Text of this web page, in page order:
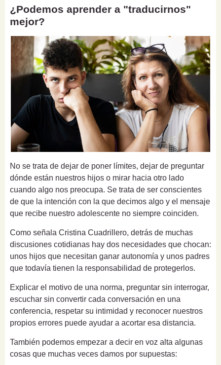
¿Podemos aprender a "traducirnos"
mejor?
No se trata de dejar de poner límites, dejar de preguntar
dónde están nuestros hijos o mirar hacia otro lado
cuando algo nos preocupa. Se trata de ser conscientes
de que la intención con la que decimos algo y el mensaje
que recibe nuestro adolescente no siempre coinciden.
Como señala Cristina Cuadrillero, detrás de muchas
discusiones cotidianas hay dos necesidades que chocan:
unos hijos que necesitan ganar autonomía y unos padres
que todavía tienen la responsabilidad de protegerlos.
Explicar el motivo de una norma, preguntar sin interrogar,
escuchar sin convertir cada conversación en una
conferencia, respetar su intimidad y reconocer nuestros
propios errores puede ayudar a acortar esa distancia.
También podemos empezar a decir en voz alta algunas
cosas que muchas veces damos por supuestas: